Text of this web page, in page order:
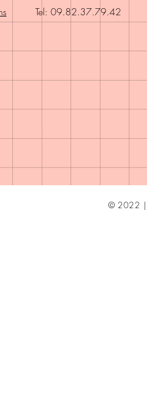
Tel: 09.82.37.79.42
© 2022 |